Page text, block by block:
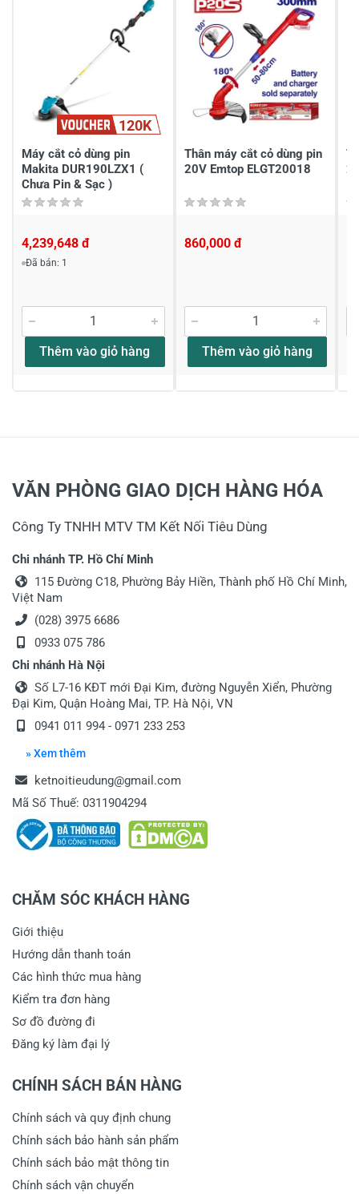
120K
Máy cắt cỏ dùng pin
Makita DUR190LZX1 (
Chưa Pin & Sạc )
4,239,648 đ
Đã bán: 1
Thêm vào giỏ hàng
Thân máy cắt cỏ dùng pin
20V Emtop ELGT20018
860,000 đ
Thêm vào giỏ hàng
VĂN PHÒNG GIAO DỊCH HÀNG HÓA
Công Ty TNHH MTV TM Kết Nối Tiêu Dùng
Chi nhánh TP. Hồ Chí Minh
115 Đường C18, Phường Bảy Hiền, Thành phố Hồ Chí Minh,
Việt Nam
(028) 3975 6686
0933 075 786
Chi nhánh Hà Nội
Số L7-16 KĐT mới Đại Kim, đường Nguyễn Xiển, Phường
Đại Kim, Quận Hoàng Mai, TP. Hà Nội, VN
0941 011 994 - 0971 233 253
» Xem thêm
ketnoitieudung@gmail.com
Mã Số Thuế: 0311904294
CHĂM SÓC KHÁCH HÀNG
Giới thiệu
Hướng dẫn thanh toán
Các hình thức mua hàng
Kiểm tra đơn hàng
Sơ đồ đường đi
Đăng ký làm đại lý
CHÍNH SÁCH BÁN HÀNG
Chính sách và quy định chung
Chính sách bảo hành sản phẩm
Chính sách bảo mật thông tin
Chính sách vận chuyển